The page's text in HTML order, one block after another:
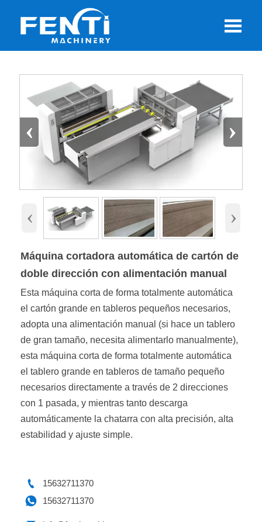

‹ ›
‹ ›
Máquina cortadora automática de cartón de
doble dirección con alimentación manual
Esta máquina corta de forma totalmente automática
el cartón grande en tableros pequeños necesarios,
adopta una alimentación manual (si hace un tablero
de gran tamaño, necesita alimentarlo manualmente),
esta máquina corta de forma totalmente automática
el tablero grande en tableros de tamaño pequeño
necesarios directamente a través de 2 direcciones
con 1 pasada, y mientras tanto descarga
automáticamente la chatarra con alta precisión, alta
estabilidad y ajuste simple.
 15632711370
 15632711370